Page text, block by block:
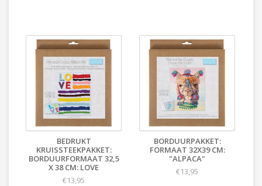
BEDRUKT
KRUISSTEEKPAKKET:
BORDUURFORMAAT 32,5
X 38 CM: LOVE
€13,95
BORDUURPAKKET:
FORMAAT 32X39 CM:
"ALPACA"
€13,95